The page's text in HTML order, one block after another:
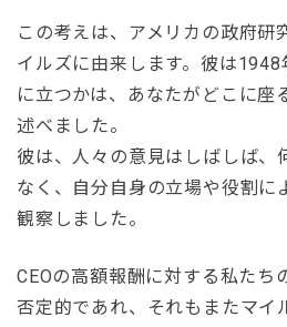
この考えは、アメリカの政府研
イルズに由来します。彼は
に立つかは、あなたがどこに座
述べました。
彼は、人々の意見はしばしば、
なく、自分自身の立場や役割に
観察しました。
CEOの高額報酬に対する私たち
否定的であれ、それもまたマイ